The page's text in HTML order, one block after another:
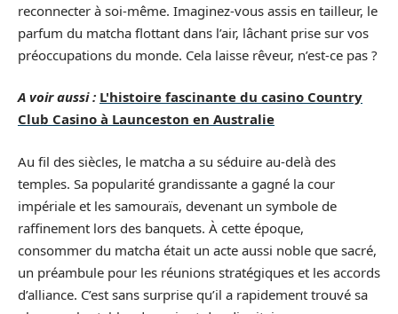
reconnecter à soi-même. Imaginez-vous assis en tailleur, le
parfum du matcha flottant dans l’air, lâchant prise sur vos
préoccupations du monde. Cela laisse rêveur, n’est-ce pas ?
A voir aussi : L'histoire fascinante du casino Country
Club Casino à Launceston en Australie
Au fil des siècles, le matcha a su séduire au-delà des
temples. Sa popularité grandissante a gagné la cour
impériale et les samouraïs, devenant un symbole de
raffinement lors des banquets. À cette époque,
consommer du matcha était un acte aussi noble que sacré,
un préambule pour les réunions stratégiques et les accords
d’alliance. C’est sans surprise qu’il a rapidement trouvé sa